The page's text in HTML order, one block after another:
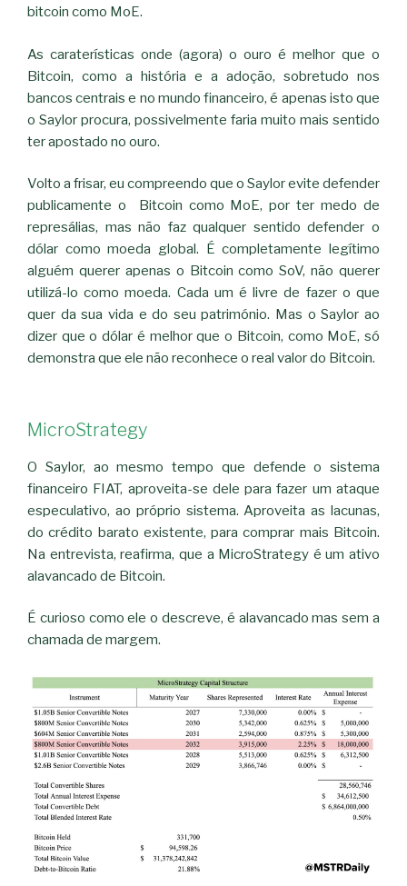
bitcoin como MoE.
As caraterísticas onde (agora) o ouro é melhor que o
Bitcoin, como a história e a adoção, sobretudo nos
bancos centrais e no mundo financeiro, é apenas isto que
o Saylor procura, possivelmente faria muito mais sentido
ter apostado no ouro.
Volto a frisar, eu compreendo que o Saylor evite defender
publicamente o Bitcoin como MoE, por ter medo de
represálias, mas não faz qualquer sentido defender o
dólar como moeda global. É completamente legítimo
alguém querer apenas o Bitcoin como SoV, não querer
utilizá-lo como moeda. Cada um é livre de fazer o que
quer da sua vida e do seu património. Mas o Saylor ao
dizer que o dólar é melhor que o Bitcoin, como MoE, só
demonstra que ele não reconhece o real valor do Bitcoin.
MicroStrategy
O Saylor, ao mesmo tempo que defende o sistema
financeiro FIAT, aproveita-se dele para fazer um ataque
especulativo, ao próprio sistema. Aproveita as lacunas,
do crédito barato existente, para comprar mais Bitcoin.
Na entrevista, reafirma, que a MicroStrategy é um ativo
alavancado de Bitcoin.
É curioso como ele o descreve, é alavancado mas sem a
chamada de margem.